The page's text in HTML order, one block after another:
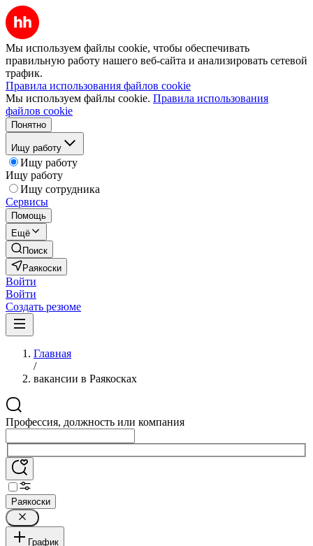
Мы используем файлы cookie, чтобы обеспечивать
правильную работу нашего веб-сайта и анализировать сетевой
трафик.
Правила использования файлов cookie
Мы используем файлы cookie. Правила использования
файлов cookie
Понятно
Ищу работу
Ищу работу
Ищу работу
Ищу сотрудника
Сервисы
Помощь
Ещё
Поиск
Раякоски
Войти
Войти
Создать резюме
Главная
/
вакансии в Раякосках
Профессия, должность или компания
Раякоски
График